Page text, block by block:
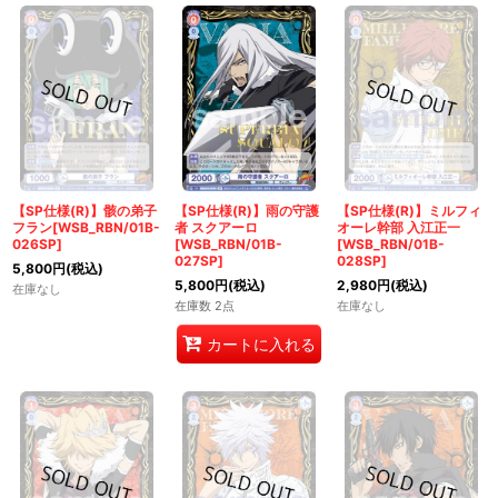
【SP仕様(R)】骸の弟子
フラン[WSB_RBN/01B-
026SP]
5,800円(税込)
在庫なし
【SP仕様(R)】雨の守護
者 スクアーロ
[WSB_RBN/01B-
027SP]
5,800円(税込)
在庫数 2点
カートに入れる
【SP仕様(R)】ミルフィ
オーレ幹部 入江正一
[WSB_RBN/01B-
028SP]
2,980円(税込)
在庫なし